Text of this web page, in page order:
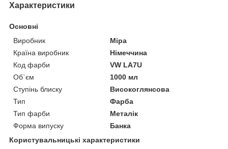
Характеристики
Основні
Виробник
Mipa
Країна виробник
Німеччина
Код фарби
VW LA7U
Об`єм
1000 мл
Ступінь блиску
Високоглянсова
Тип
Фарба
Тип фарби
Металік
Форма випуску
Банка
Користувальницькі характеристики